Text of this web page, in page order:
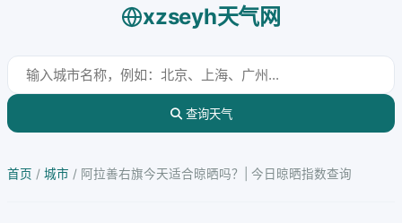
xzseyh天气网
查询天气
首页 / 城市 / 阿拉善右旗今天适合晾晒吗？| 今日晾晒指数查询